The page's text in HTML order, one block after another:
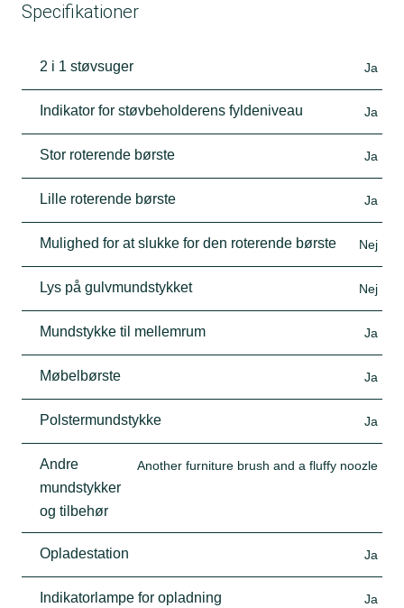
Specifikationer
2 i 1 støvsuger Ja
Indikator for støvbeholderens fyldeniveau Ja
Stor roterende børste Ja
Lille roterende børste Ja
Mulighed for at slukke for den roterende børste Nej
Lys på gulvmundstykket Nej
Mundstykke til mellemrum Ja
Møbelbørste Ja
Polstermundstykke Ja
Andre
mundstykker
og tilbehør
Another furniture brush and a fluffy noozle
Opladestation Ja
Indikatorlampe for opladning Ja